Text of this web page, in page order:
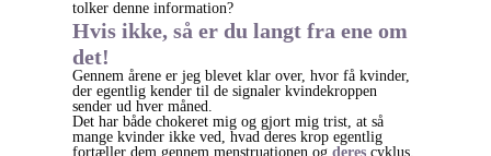
tolker denne information?
Hvis ikke, så er du langt fra ene om
det!
Gennem årene er jeg blevet klar over, hvor få kvinder,
der egentlig kender til de signaler kvindekroppen
sender ud hver måned.
Det har både chokeret mig og gjort mig trist, at så
mange kvinder ikke ved, hvad deres krop egentlig
fortæller dem gennem menstruationen og deres cyklus.